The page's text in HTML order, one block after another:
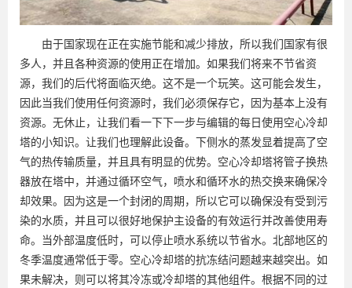
由于国家现在正在实施节能和减少排放，所以我们国家有很
多人，并且各种资源的使用正在增加。如果我们将来不节省资
源，我们的后代将面临灭绝。这不是一个玩笑。这可能会发生，
因此当我们使用任何资源时，我们必须保存它，因为基本上没有
资源。无休止，让我们看一下下一步与编辑的每日使用空心冷却
塔的小知识。让我们也理解此设备。下侧水的蒸发显着提高了空
气的热传输质量，并且具有明显的优势。空心冷却塔将管子换热
器放在塔中，并通过循环空气，喷水和循环水的热交换来确保冷
却效果。因为这是一个封闭的周期，所以它可以确保没有受到污
染的水质，并且可以很好地保护主设备的有效运行并改善使用寿
命。当外部温度低时，可以停止喷水系统以节省水。北部地区的
冬季温度通常低于零。空心冷却塔的抗冻结问题越来越突出。如
果未解决，则可以将其冷冻或冷却塔的其他组件。根据不同的过